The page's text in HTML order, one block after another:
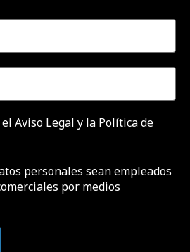
Aviso Legal y la Política de
personales sean empleados
por medios